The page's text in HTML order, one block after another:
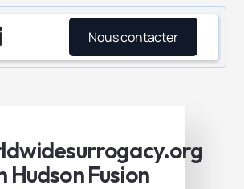
Nous contacter
Hudson Fusion